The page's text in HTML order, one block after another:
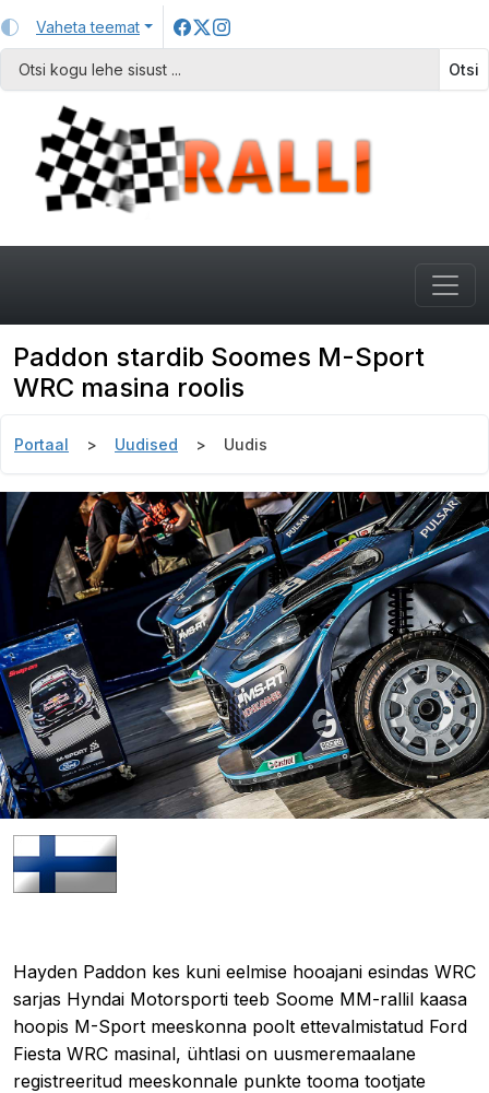
Vaheta teemat
Otsi
Paddon stardib Soomes M-Sport
WRC masina roolis
Portaal Uudised Uudis
Hayden Paddon kes kuni eelmise hooajani esindas WRC
sarjas Hyndai Motorsporti teeb Soome MM-rallil kaasa
hoopis M-Sport meeskonna poolt ettevalmistatud Ford
Fiesta WRC masinal, ühtlasi on uusmeremaalane
registreeritud meeskonnale punkte tooma tootjate